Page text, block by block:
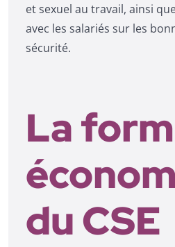
et sexuel au travail, ainsi
avec les salariés sur les
sécurité.
La
du CSE